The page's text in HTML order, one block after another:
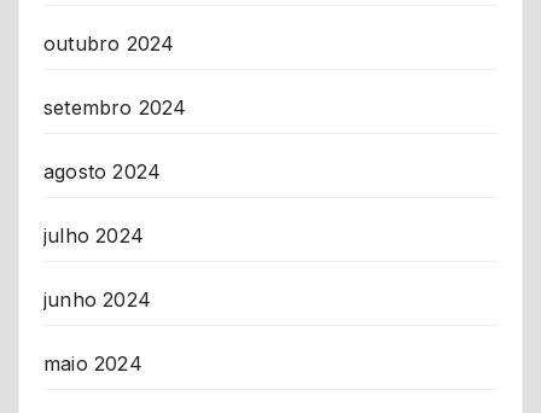
outubro 2024
setembro 2024
agosto 2024
julho 2024
junho 2024
maio 2024